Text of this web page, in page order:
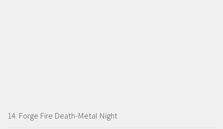
14. Forge Fire Death-Metal Night